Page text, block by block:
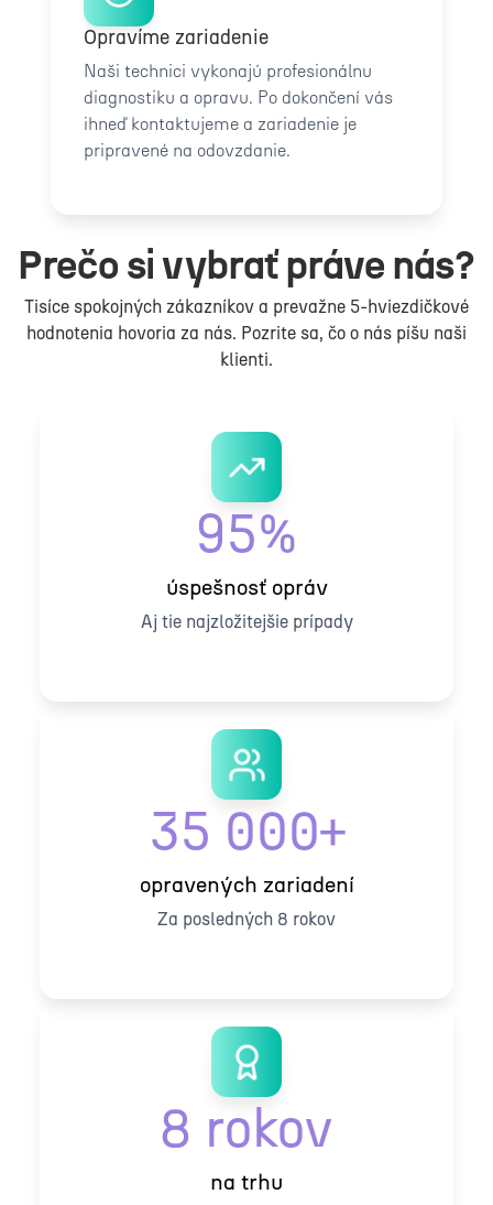
Opravíme zariadenie
Naši technici vykonajú profesionálnu
diagnostiku a opravu. Po dokončení vás
ihneď kontaktujeme a zariadenie je
pripravené na odovzdanie.
Prečo si vybrať práve nás?
Tisíce spokojných zákazníkov a prevažne 5-hviezdičkové
hodnotenia hovoria za nás. Pozrite sa, čo o nás píšu naši
klienti.
95%
úspešnosť opráv
Aj tie najzložitejšie prípady
35 000+
opravených zariadení
Za posledných 8 rokov
8 rokov
na trhu